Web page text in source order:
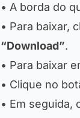
• A borda do
• Para baixar,
“Download”.
• Para baixar
• Clique no
• Em seguida,